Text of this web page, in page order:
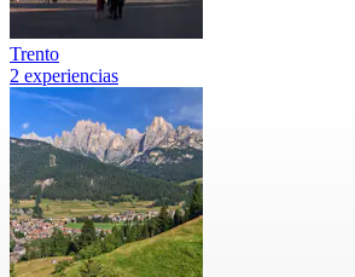
Trento
2 experiencias